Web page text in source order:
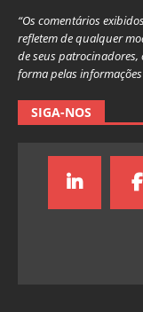
“Os comentários
refletem de qualquer
de seus
forma pelas
SIGA-NOS